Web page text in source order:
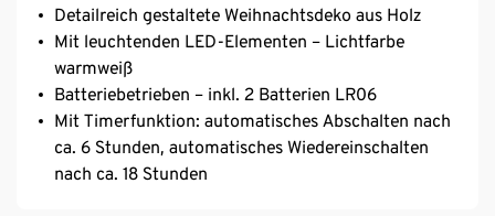
Detailreich gestaltete Weihnachtsdeko aus Holz
Mit leuchtenden LED-Elementen – Lichtfarbe
warmweiß
Batteriebetrieben – inkl. 2 Batterien LR06
Mit Timerfunktion: automatisches Abschalten nach
ca. 6 Stunden, automatisches Wiedereinschalten
nach ca. 18 Stunden